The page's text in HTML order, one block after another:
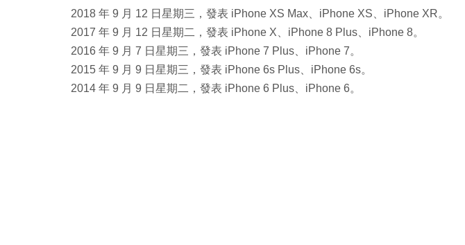
2018 年 9 月 12 日星期三，發表 iPhone XS Max、iPhone XS、iPhone XR。
2017 年 9 月 12 日星期二，發表 iPhone X、iPhone 8 Plus、iPhone 8。
2016 年 9 月 7 日星期三，發表 iPhone 7 Plus、iPhone 7。
2015 年 9 月 9 日星期三，發表 iPhone 6s Plus、iPhone 6s。
2014 年 9 月 9 日星期二，發表 iPhone 6 Plus、iPhone 6。